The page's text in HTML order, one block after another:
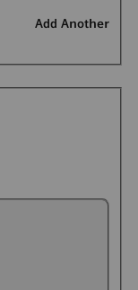
Add Another